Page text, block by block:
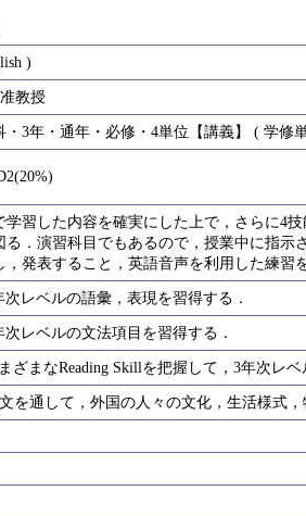
)
教授
・3年・通年・必修・4単位【講義】 ( 学修
学習した内容を確実にした上で，さらに4
る．演習科目でもあるので，授業中に指
，発表すること，英語音声を利用した練習
次レベルの語彙，表現を習得する．
次レベルの文法項目を習得する．
まざまなReading Skillを把握して，3年次レ
文を通して，外国の人々の文化，生活様式